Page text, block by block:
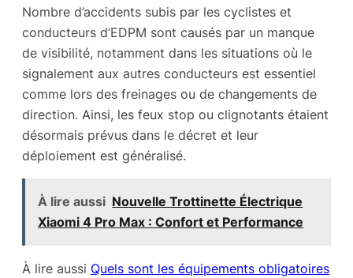
Nombre d’accidents subis par les cyclistes et
conducteurs d’EDPM sont causés par un manque
de visibilité, notamment dans les situations où le
signalement aux autres conducteurs est essentiel
comme lors des freinages ou de changements de
direction. Ainsi, les feux stop ou clignotants étaient
désormais prévus dans le décret et leur
déploiement est généralisé.
À lire aussi Nouvelle Trottinette Électrique
Xiaomi 4 Pro Max : Confort et Performance
À lire aussi Quels sont les équipements obligatoires